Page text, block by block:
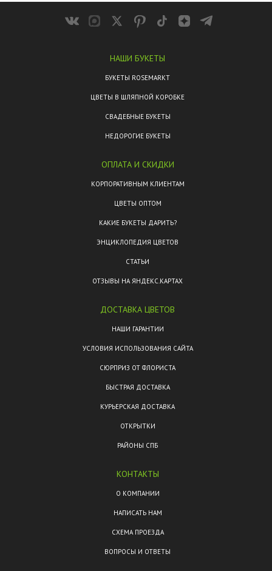
НАШИ БУКЕТЫ
БУКЕТЫ ROSEMARKT
ЦВЕТЫ В ШЛЯПНОЙ КОРОБКЕ
СВАДЕБНЫЕ БУКЕТЫ
НЕДОРОГИЕ БУКЕТЫ
ОПЛАТА И СКИДКИ
КОРПОРАТИВНЫМ КЛИЕНТАМ
ЦВЕТЫ ОПТОМ
КАКИЕ БУКЕТЫ ДАРИТЬ?
ЭНЦИКЛОПЕДИЯ ЦВЕТОВ
СТАТЬИ
ОТЗЫВЫ НА ЯНДЕКС.КАРТАХ
ДОСТАВКА ЦВЕТОВ
НАШИ ГАРАНТИИ
УСЛОВИЯ ИСПОЛЬЗОВАНИЯ САЙТА
СЮРПРИЗ ОТ ФЛОРИСТА
БЫСТРАЯ ДОСТАВКА
КУРЬЕРСКАЯ ДОСТАВКА
ОТКРЫТКИ
РАЙОНЫ СПБ
КОНТАКТЫ
О КОМПАНИИ
НАПИСАТЬ НАМ
СХЕМА ПРОЕЗДА
ВОПРОСЫ И ОТВЕТЫ